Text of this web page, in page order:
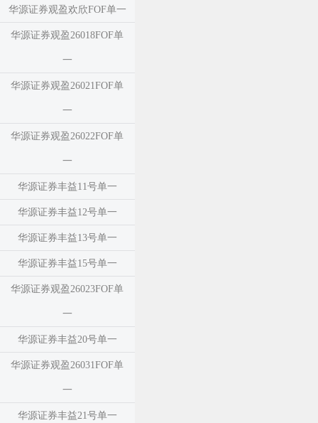
华源证券观盈欢欣FOF单一
华源证券观盈26018FOF单
一
华源证券观盈26021FOF单
一
华源证券观盈26022FOF单
一
华源证券丰益11号单一
华源证券丰益12号单一
华源证券丰益13号单一
华源证券丰益15号单一
华源证券观盈26023FOF单
一
华源证券丰益20号单一
华源证券观盈26031FOF单
一
华源证券丰益21号单一